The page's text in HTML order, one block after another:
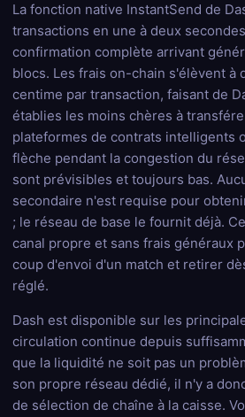
La fonction native InstantSend de
transactions en une à deux
confirmation complète arrivant
blocs. Les frais on-chain s'élèvent à
centime par transaction, faisant de
établies les moins chères à
plateformes de contrats intelligents
flèche pendant la congestion du
sont prévisibles et toujours bas.
secondaire n'est requise pour
; le réseau de base le fournit déjà.
canal propre et sans frais généraux
coup d'envoi d'un match et retirer
réglé.
Dash est disponible sur les
circulation continue depuis
que la liquidité ne soit pas un
son propre réseau dédié, il n'y a
de sélection de chaîne à la caisse.